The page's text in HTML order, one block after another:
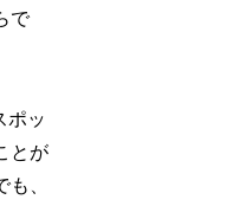
で
ポッ
とが
、